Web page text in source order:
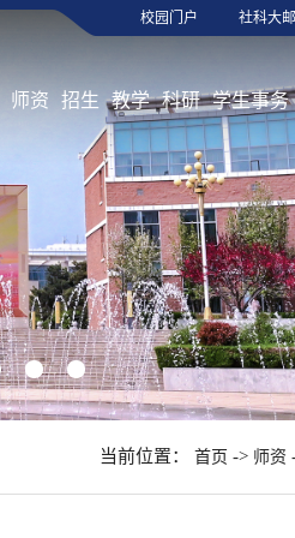
校园门户 社科大
师资 招生 教学 科研 学生事务
7 8
当前位置： 首页 -> 师资